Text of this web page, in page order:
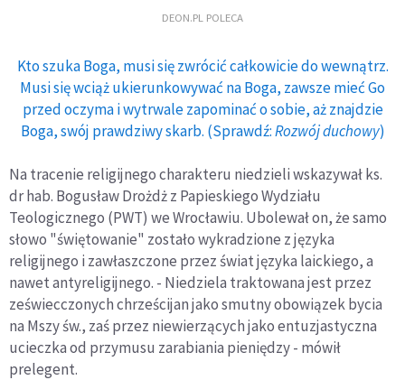
DEON.PL POLECA
Kto szuka Boga, musi się zwrócić całkowicie do wewnątrz.
Musi się wciąż ukierunkowywać na Boga, zawsze mieć Go
przed oczyma i wytrwale zapominać o sobie, aż znajdzie
Boga, swój prawdziwy skarb. (Sprawdź:Rozwój duchowy)
Na tracenie religijnego charakteru niedzieli wskazywał ks.
dr hab. Bogusław Drożdż z Papieskiego Wydziału
Teologicznego (PWT) we Wrocławiu. Ubolewał on, że samo
słowo "świętowanie" zostało wykradzione z języka
religijnego i zawłaszczone przez świat języka laickiego, a
nawet antyreligijnego. - Niedziela traktowana jest przez
zeświecczonych chrześcijan jako smutny obowiązek bycia
na Mszy św., zaś przez niewierzących jako entuzjastyczna
ucieczka od przymusu zarabiania pieniędzy - mówił
prelegent.